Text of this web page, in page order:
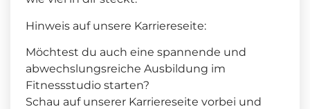
Hinweis auf unsere Karriereseite:
Möchtest du auch eine spannende und
abwechslungsreiche Ausbildung im
Fitnessstudio starten?
Schau auf unserer Karriereseite vorbei und